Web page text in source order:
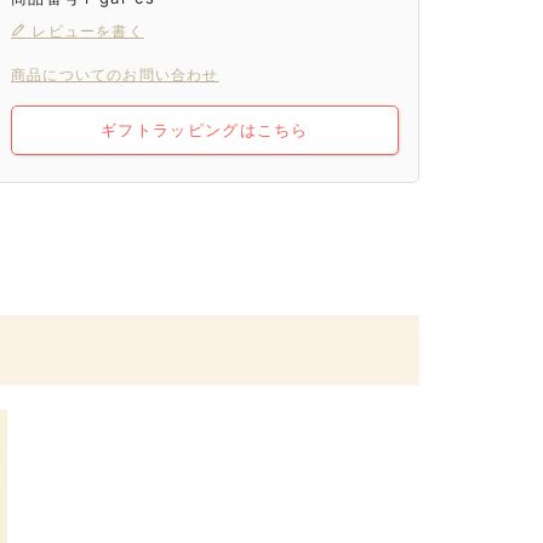
レビューを書く
商品についてのお問い合わせ
ギフトラッピングはこちら